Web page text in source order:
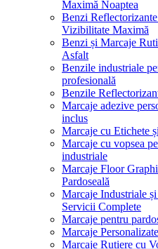
Maximă Noaptea
Benzi
Vizibilitate Maximă
Benzi și Marcaje
Asfalt
Benzile industriale
profesională
Benzile
Marcaje adezive
inclus
Marcaje cu Etichete
Marcaje cu vopsea
industriale
Marcaje Floor
Pardoseală
Marcaje Industriale
Servicii Complete
Marcaje pentru
Marcaje
Marcaje Rutiere cu